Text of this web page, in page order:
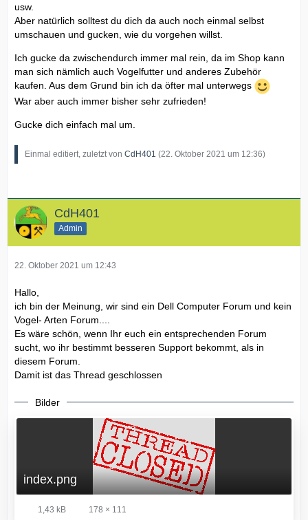
usw.
Aber natürlich solltest du dich da auch noch einmal selbst
umschauen und gucken, wie du vorgehen willst.
Ich gucke da zwischendurch immer mal rein, da im Shop kann
man sich nämlich auch Vogelfutter und anderes Zubehör
kaufen. Aus dem Grund bin ich da öfter mal unterwegs
War aber auch immer bisher sehr zufrieden!
Gucke dich einfach mal um.
Einmal editiert, zuletzt von CdH401 (22. Oktober 2021 um 12:36)
CdH401
Admin
22. Oktober 2021 um 12:43
Hallo,
ich bin der Meinung, wir sind ein Dell Computer Forum und kein
Vogel- Arten Forum....
Es wäre schön, wenn Ihr euch ein entsprechenden Forum
sucht, wo ihr bestimmt besseren Support bekommt, als in
diesem Forum.
Damit ist das Thread geschlossen
Bilder
index.png
1,43 kB 178 × 111